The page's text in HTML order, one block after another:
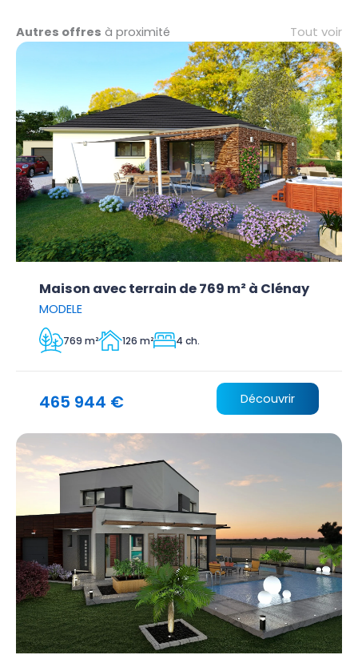
Autres offres à proximité Tout voir
Maison avec terrain de 769 m² à Clénay
MODELE
769 m² 126 m² 4 ch.
465 944 € Découvrir